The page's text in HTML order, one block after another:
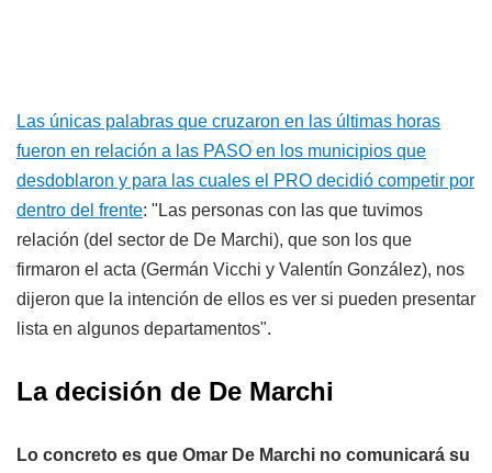
Las únicas palabras que cruzaron en las últimas horas
fueron en relación a las PASO en los municipios que
desdoblaron y para las cuales el PRO decidió competir por
dentro del frente: "Las personas con las que tuvimos
relación (del sector de De Marchi), que son los que
firmaron el acta (Germán Vicchi y Valentín González), nos
dijeron que la intención de ellos es ver si pueden presentar
lista en algunos departamentos".
La decisión de De Marchi
Lo concreto es que Omar De Marchi no comunicará su